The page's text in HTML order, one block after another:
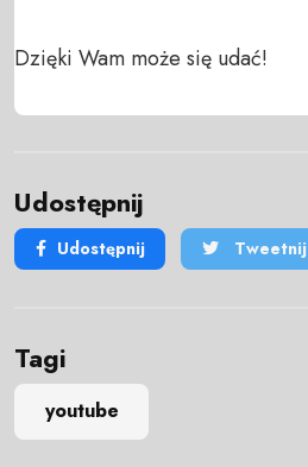
Dzięki Wam może się udać!
Udostępnij
Udostępnij Tweetnij
Tagi
youtube